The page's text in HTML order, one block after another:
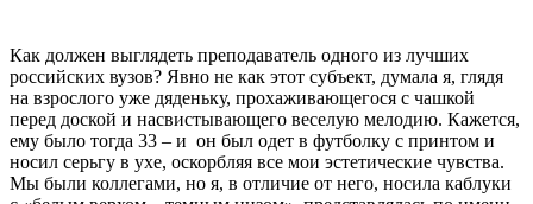
Как должен выглядеть преподаватель одного из лучших
российских вузов? Явно не как этот субъект, думала я, глядя
на взрослого уже дяденьку, прохаживающегося с чашкой
перед доской и насвистывающего веселую мелодию. Кажется,
ему было тогда 33 – и он был одет в футболку с принтом и
носил серьгу в ухе, оскорбляя все мои эстетические чувства.
Мы были коллегами, но я, в отличие от него, носила каблуки